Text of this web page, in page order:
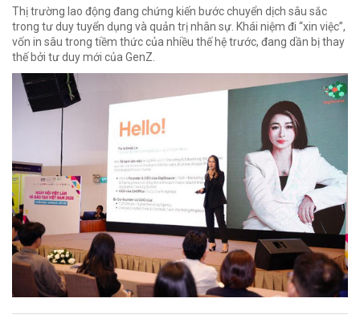
Thị trường lao động đang chứng kiến bước chuyển dịch sâu sắc
trong tư duy tuyển dụng và quản trị nhân sự. Khái niệm đi “xin việc”,
vốn in sâu trong tiềm thức của nhiều thế hệ trước, đang dần bị thay
thế bởi tư duy mới của GenZ.